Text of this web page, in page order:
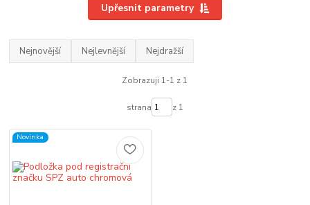
Upřesnit parametry
Nejnovější Nejlevnější Nejdražší
Zobrazuji 1-1 z 1
strana z 1
Novinka